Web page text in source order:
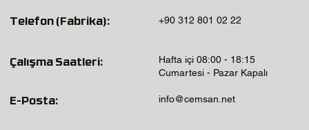
Telefon (Fabrika):
Çalışma Saatleri:
E-Posta:
+90 312 801 02 22
Hafta içi 08:00 - 18:15
Cumartesi - Pazar Kapalı
info@cemsan.net